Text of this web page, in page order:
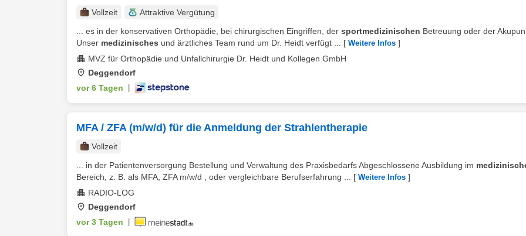
Vollzeit
Attraktive Vergütung
... es in der konservativen Orthopädie, bei chirurgischen Eingriffen, der sportmedizinischen Betreuung oder der
Unser medizinisches und ärztliches Team rund um Dr. Heidt verfügt ... [ Weitere Infos ]
MVZ für Orthopädie und Unfallchirurgie Dr. Heidt und Kollegen GmbH
Deggendorf
vor 6 Tagen
MFA / ZFA (m/w/d) für die Anmeldung der Strahlentherapie
Vollzeit
... in der Patientenversorgung Bestellung und Verwaltung des Praxisbedarfs Abgeschlossene Ausbildung im
Bereich, z. B. als MFA, ZFA m/w/d , oder vergleichbare Berufserfahrung ...
[ Weitere Infos ]
RADIO-LOG
Deggendorf
vor 3 Tagen